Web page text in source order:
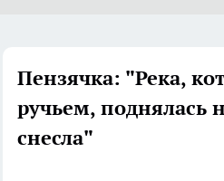
Пензячка: "Река,
ручьем, поднялась
снесла"